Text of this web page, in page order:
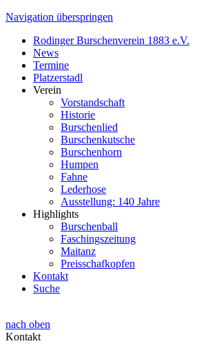
Navigation überspringen
Rodinger Burschenverein 1883 e.V.
News
Termine
Platzerstadl
Verein
Vorstandschaft
Historie
Burschenlied
Burschenkutsche
Burschenhorn
Humpen
Fahne
Lederhose
Ausstellung: 140 Jahre
Highlights
Burschenball
Faschingszeitung
Maitanz
Preisschafkopfen
Kontakt
Suche
nach oben
Kontakt